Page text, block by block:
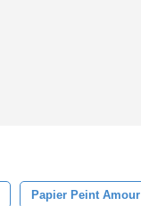
Papier Peint Amour